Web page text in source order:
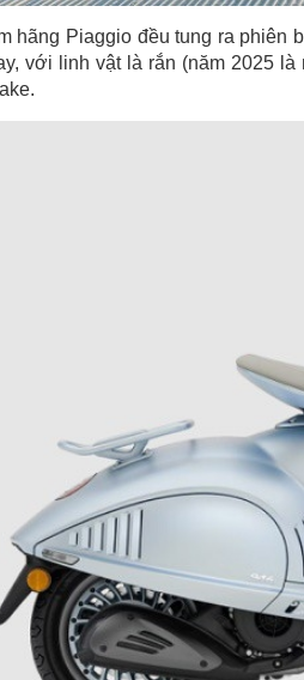
hãng Piaggio đều tung ra phiên
với linh vật là rắn (năm 2025